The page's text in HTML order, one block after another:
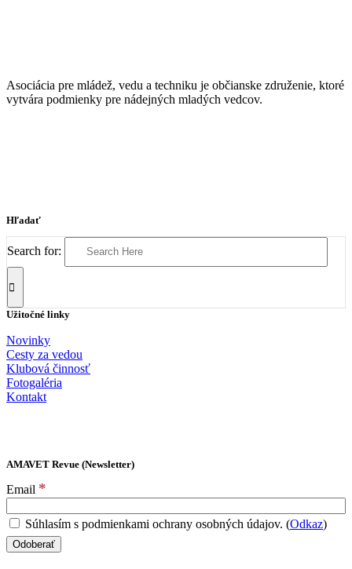
Asociácia pre mládež, vedu a techniku je občianske združenie, ktoré
vytvára podmienky pre nádejných mladých vedcov.
Hľadať
Search for:
Užitočné linky
Novinky
Cesty za vedou
Klubová činnosť
Fotogaléria
Kontakt
AMAVET Revue (Newsletter)
Email *
Súhlasím s podmienkami ochrany osobných údajov. (Odkaz)